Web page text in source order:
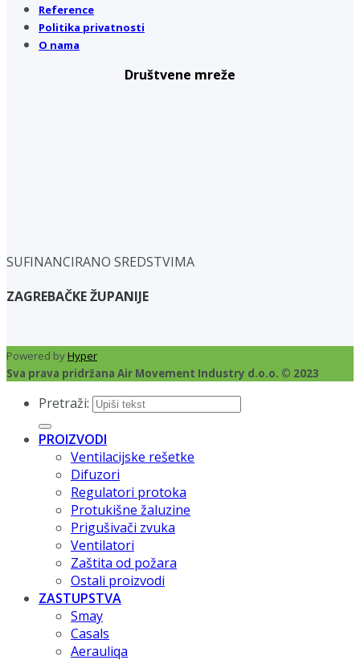
Reference
Politika privatnosti
O nama
Društvene mreže
SUFINANCIRANO SREDSTVIMA
ZAGREBAČKE ŽUPANIJE
Powered byHyper
Sva prava pridržana Air Movement Industry d.o.o. © 2023
Pretraži:
PROIZVODI
Ventilacijske rešetke
Difuzori
Regulatori protoka
Protukišne žaluzine
Prigušivači zvuka
Ventilatori
Zaštita od požara
Ostali proizvodi
ZASTUPSTVA
Smay
Casals
Aerauliqa